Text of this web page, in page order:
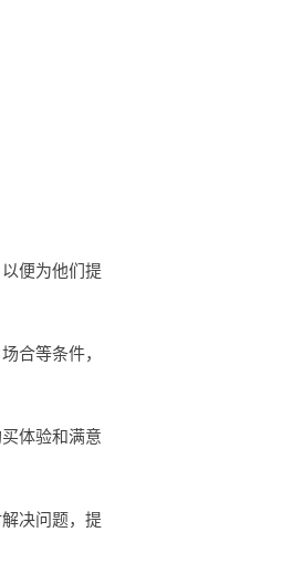
便为他们提
合等条件，
体验和满意
决问题，提